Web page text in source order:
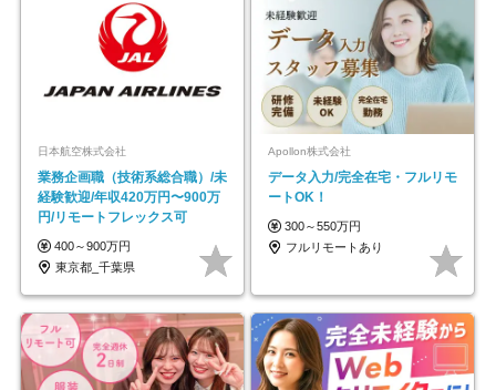
日本航空株式会社
業務企画職（技術系総合職）/未
経験歓迎/年収420万円〜900万
円/リモートフレックス可
400～900万円
東京都_千葉県
Apollon株式会社
データ入力/完全在宅・フルリモ
ートOK！
300～550万円
フルリモートあり